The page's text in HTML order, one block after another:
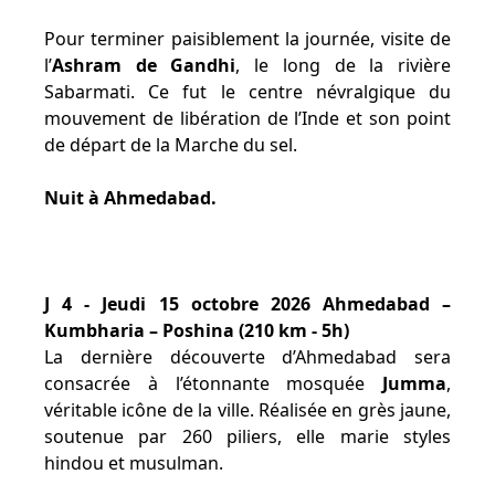
Pour terminer paisiblement la journée, visite de
l’Ashram de Gandhi, le long de la rivière
Sabarmati. Ce fut le centre névralgique du
mouvement de libération de l’Inde et son point
de départ de la Marche du sel.
Nuit à Ahmedabad.
J 4 - Jeudi 15 octobre 2026 Ahmedabad –
Kumbharia – Poshina (210 km - 5h)
La dernière découverte d’Ahmedabad sera
consacrée à l’étonnante mosquée Jumma,
véritable icône de la ville. Réalisée en grès jaune,
soutenue par 260 piliers, elle marie styles
hindou et musulman.